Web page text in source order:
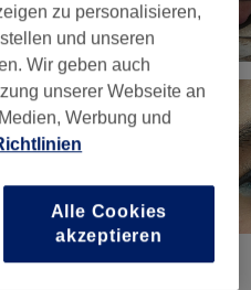
zu personalisieren,
und unseren
Wir geben auch
unserer Webseite an
Werbung und
Alle Cookies
akzeptieren